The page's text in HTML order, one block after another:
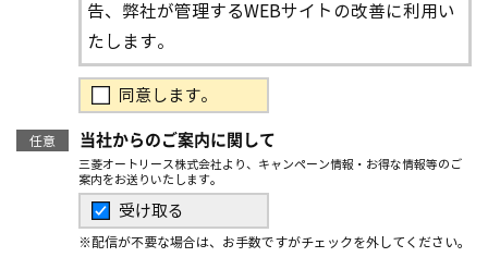
告、弊社が管理するWEBサイトの改善に利用い
たします。
同意します。
任意 当社からのご案内に関して
三菱オートリース株式会社より、キャンペーン情報・お得な情報等のご
案内をお送りいたします。
受け取る
※配信が不要な場合は、お手数ですがチェックを外してください。